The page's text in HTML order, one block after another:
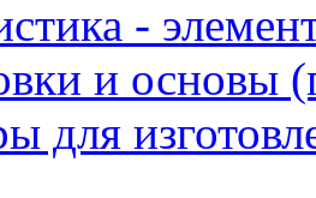
-
и основы
для